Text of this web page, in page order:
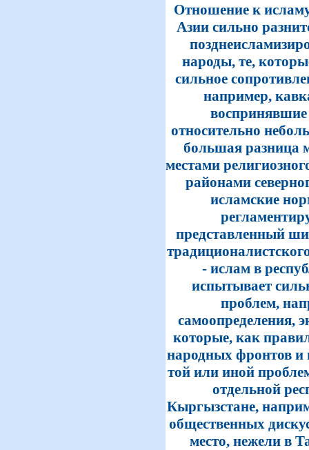
Отношение к
Азии сильно
народы, те,
сильное
например,
относительно
большая разница
местами
районами
исламские
представленный
- ислам в
испытывает
проблем,
самоопределения,
которые, как
народных фронтов и
той или иной
отдельной
Кыргызстане,
общественных
место, нежели в